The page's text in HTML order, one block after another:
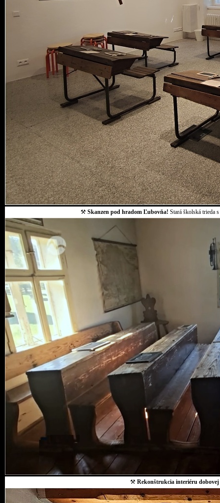
⚒ Skanzen pod hradom Ľubovňa! Stará školská trieda
⚒ Rekonštrukcia interiéru